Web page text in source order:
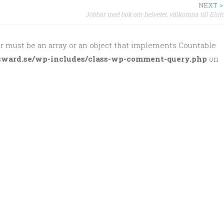
NEXT >
Jobbar med bok om helvetet, välkomna till Elim
must be an array or an object that implements Countable
wp-includes/class-wp-comment-query.php on